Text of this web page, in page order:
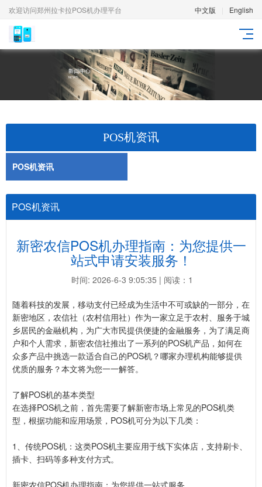
中文版 English
欢迎访问郑州拉卡拉POS机办理平台
POS机资讯
POS机资讯
POS机资讯
新密农信POS机办理指南：为您提供一
站式申请安装服务！
时间: 2026-6-3 9:05:35 | 阅读：1
随着科技的发展，移动支付已经成为生活中不可或缺的一部分，在
新密地区，农信社（农村信用社）作为一家立足于农村、服务于城
乡居民的金融机构，为广大市民提供便捷的金融服务，为了满足商
户和个人需求，新密农信社推出了一系列的POS机产品，如何在
众多产品中挑选一款适合自己的POS机？哪家办理机构能够提供
优质的服务？本文将为您一一解答。
了解POS机的基本类型
在选择POS机之前，首先需要了解新密市场上常见的POS机类
型，根据功能和应用场景，POS机可分为以下几类：
1、传统POS机：这类POS机主要应用于线下实体店，支持刷卡、
插卡、扫码等多种支付方式。
新密农信POS机办理指南：为您提供一站式服务